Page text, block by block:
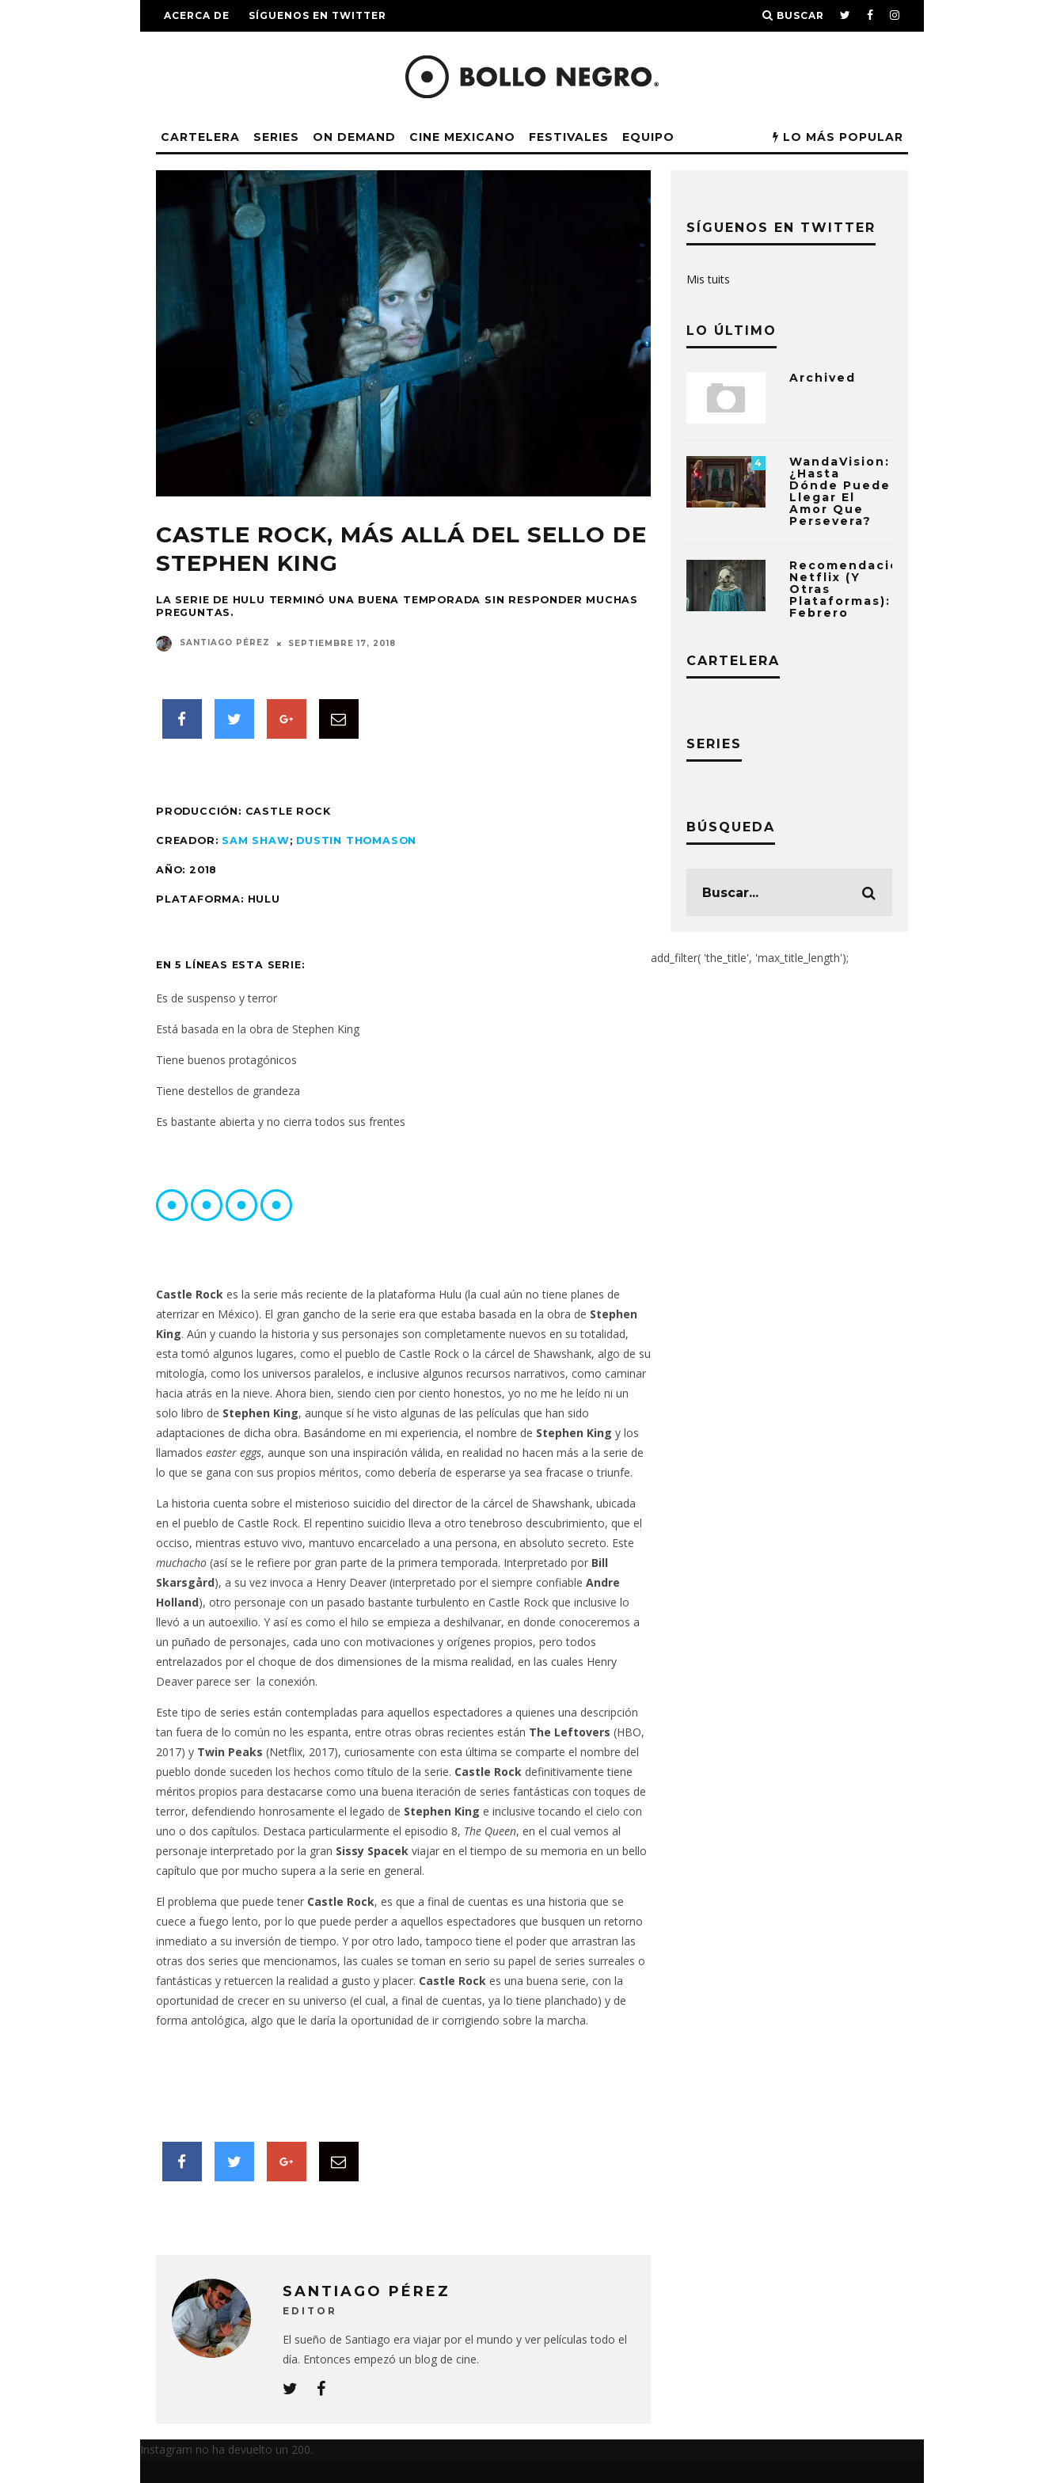
ACERCA DE SÍGUENOS EN TWITTER BUSCAR
CARTELERA SERIES ON DEMAND CINE MEXICANO FESTIVALES EQUIPO LO MÁS POPULAR
CASTLE ROCK, MÁS ALLÁ DEL SELLO DE
STEPHEN KING
LA SERIE DE HULU TERMINÓ UNA BUENA TEMPORADA SIN RESPONDER MUCHAS
PREGUNTAS.
SANTIAGO PÉREZ SEPTIEMBRE 17, 2018
PRODUCCIÓN: CASTLE ROCK
CREADOR: SAM SHAW; DUSTIN THOMASON
AÑO: 2018
PLATAFORMA: HULU
EN 5 LÍNEAS ESTA SERIE:
Es de suspenso y terror
Está basada en la obra de Stephen King
Tiene buenos protagónicos
Tiene destellos de grandeza
Es bastante abierta y no cierra todos sus frentes
Castle Rock es la serie más reciente de la plataforma Hulu (la cual aún no tiene planes de
aterrizar en México). El gran gancho de la serie era que estaba basada en la obra de Stephen
King. Aún y cuando la historia y sus personajes son completamente nuevos en su totalidad,
esta tomó algunos lugares, como el pueblo de Castle Rock o la cárcel de Shawshank, algo de su
mitología, como los universos paralelos, e inclusive algunos recursos narrativos, como caminar
hacia atrás en la nieve. Ahora bien, siendo cien por ciento honestos, yo no me he leído ni un
solo libro de Stephen King, aunque sí he visto algunas de las películas que han sido
adaptaciones de dicha obra. Basándome en mi experiencia, el nombre de Stephen King y los
llamados easter eggs, aunque son una inspiración válida, en realidad no hacen más a la serie de
lo que se gana con sus propios méritos, como debería de esperarse ya sea fracase o triunfe.
La historia cuenta sobre el misterioso suicidio del director de la cárcel de Shawshank, ubicada
en el pueblo de Castle Rock. El repentino suicidio lleva a otro tenebroso descubrimiento, que el
occiso, mientras estuvo vivo, mantuvo encarcelado a una persona, en absoluto secreto. Este
muchacho (así se le refiere por gran parte de la primera temporada. Interpretado por Bill
Skarsgård), a su vez invoca a Henry Deaver (interpretado por el siempre confiable Andre
Holland), otro personaje con un pasado bastante turbulento en Castle Rock que inclusive lo
llevó a un autoexilio. Y así es como el hilo se empieza a deshilvanar, en donde conoceremos a
un puñado de personajes, cada uno con motivaciones y orígenes propios, pero todos
entrelazados por el choque de dos dimensiones de la misma realidad, en las cuales Henry
Deaver parece ser la conexión.
Este tipo de series están contempladas para aquellos espectadores a quienes una descripción
tan fuera de lo común no les espanta, entre otras obras recientes están The Leftovers (HBO,
2017) y Twin Peaks (Netflix, 2017), curiosamente con esta última se comparte el nombre del
pueblo donde suceden los hechos como título de la serie. Castle Rock definitivamente tiene
méritos propios para destacarse como una buena iteración de series fantásticas con toques de
terror, defendiendo honrosamente el legado de Stephen King e inclusive tocando el cielo con
uno o dos capítulos. Destaca particularmente el episodio 8, The Queen, en el cual vemos al
personaje interpretado por la gran Sissy Spacek viajar en el tiempo de su memoria en un bello
capítulo que por mucho supera a la serie en general.
El problema que puede tener Castle Rock, es que a final de cuentas es una historia que se
cuece a fuego lento, por lo que puede perder a aquellos espectadores que busquen un retorno
inmediato a su inversión de tiempo. Y por otro lado, tampoco tiene el poder que arrastran las
otras dos series que mencionamos, las cuales se toman en serio su papel de series surreales o
fantásticas y retuercen la realidad a gusto y placer. Castle Rock es una buena serie, con la
oportunidad de crecer en su universo (el cual, a final de cuentas, ya lo tiene planchado) y de
forma antológica, algo que le daría la oportunidad de ir corrigiendo sobre la marcha.
SANTIAGO PÉREZ
EDITOR
El sueño de Santiago era viajar por el mundo y ver películas todo el
día. Entonces empezó un blog de cine.
SÍGUENOS EN TWITTER
Mis tuits
LO ÚLTIMO
Archived
4
WandaVision:
¿Hasta
Dónde Puede
Llegar El
Amor Que
Persevera?
Recomendaciones
Netflix (y
Otras
Plataformas):
Febrero
CARTELERA
SERIES
BÚSQUEDA
add_filter( 'the_title', 'max_title_length');
Instagram no ha devuelto un 200.